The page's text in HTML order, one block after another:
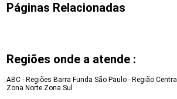
Páginas Relacionadas
Regiões onde a atende :
ABC - Regiões Barra Funda São Paulo - Região Central
Zona Norte Zona Sul